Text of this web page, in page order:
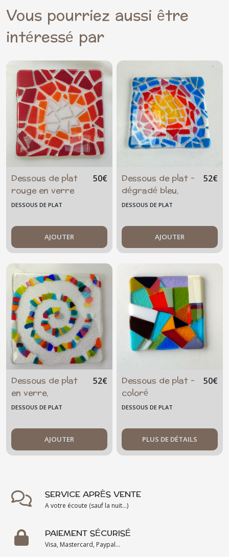
Vous pourriez aussi être
intéressé par
Dessous de plat
rouge en verre
épais
50€
DESSOUS DE PLAT
AJOUTER
Dessous de plat -
dégradé bleu,
rouge, jaune
52€
DESSOUS DE PLAT
AJOUTER
Dessous de plat
en verre,
tourbillon
52€
DESSOUS DE PLAT
AJOUTER
Dessous de plat -
coloré
50€
DESSOUS DE PLAT
PLUS DE DÉTAILS
SERVICE APRÈS VENTE
A votre écoute (sauf la nuit...)
PAIEMENT SÉCURISÉ
Visa, Mastercard, Paypal...